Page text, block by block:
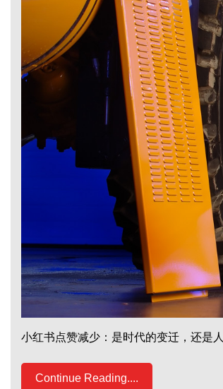
小红书点赞减少：是时代的变迁，还是
Continue Reading....